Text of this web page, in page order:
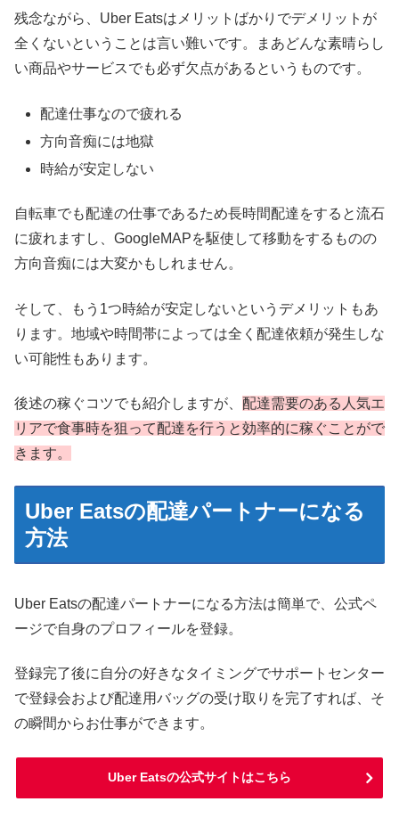
残念ながら、Uber Eatsはメリットばかりでデメリットが
全くないということは言い難いです。まあどんな素晴らし
い商品やサービスでも必ず欠点があるというものです。
配達仕事なので疲れる
方向音痴には地獄
時給が安定しない
自転車でも配達の仕事であるため長時間配達をすると流石
に疲れますし、GoogleMAPを駆使して移動をするものの
方向音痴には大変かもしれません。
そして、もう1つ時給が安定しないというデメリットもあ
ります。地域や時間帯によっては全く配達依頼が発生しな
い可能性もあります。
後述の稼ぐコツでも紹介しますが、 配達需要のある人気エ
リアで食事時を狙って配達を行うと効率的に稼ぐことがで
きます。
Uber Eatsの配達パートナーになる
方法
Uber Eatsの配達パートナーになる方法は簡単で、公式ペ
ージで自身のプロフィールを登録。
登録完了後に自分の好きなタイミングでサポートセンター
で登録会および配達用バッグの受け取りを完了すれば、そ
の瞬間からお仕事ができます。
Uber Eatsの公式サイトはこちら